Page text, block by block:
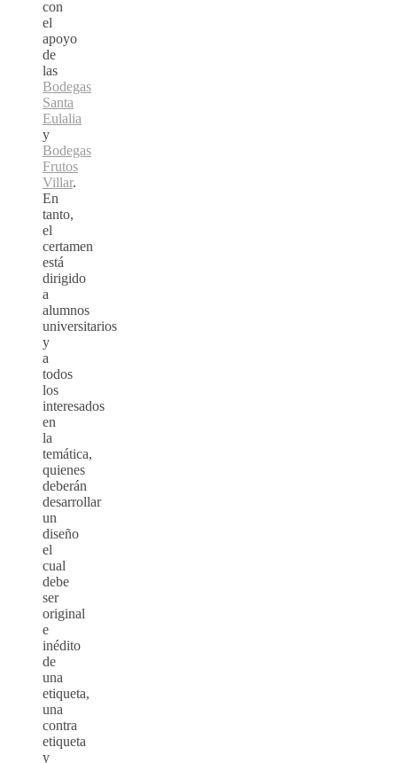
con
el
apoyo
de
las
Bodegas
Santa
Eulalia
y
Bodegas
Frutos
Villar.
En
tanto,
el
certamen
está
dirigido
a
alumnos
universitarios
y
a
todos
los
interesados
en
la
temática,
quienes
deberán
desarrollar
un
diseño
el
cual
debe
ser
original
e
inédito
de
una
etiqueta,
una
contra
etiqueta
y